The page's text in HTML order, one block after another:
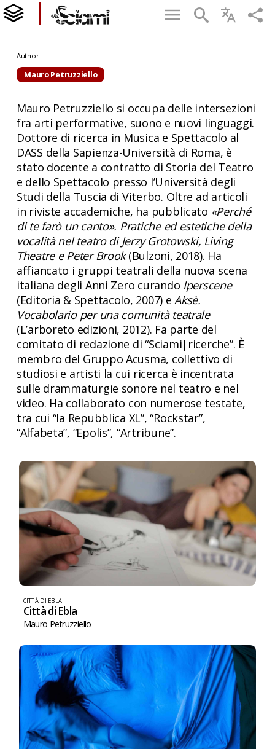
Author
Mauro Petruzziello
Mauro Petruzziello si occupa delle intersezioni
fra arti performative, suono e nuovi linguaggi.
Dottore di ricerca in Musica e Spettacolo al
DASS della Sapienza-Università di Roma, è
stato docente a contratto di Storia del Teatro
e dello Spettacolo presso l’Università degli
Studi della Tuscia di Viterbo. Oltre ad articoli
in riviste accademiche, ha pubblicato «Perché
di te farò un canto». Pratiche ed estetiche della
vocalità nel teatro di Jerzy Grotowski, Living
Theatre e Peter Brook(Bulzoni, 2018). Ha
affiancato i gruppi teatrali della nuova scena
italiana degli Anni Zero curando Iperscene
(Editoria & Spettacolo, 2007) eAksè.
Vocabolario per una comunità teatrale
(L’arboreto edizioni, 2012). Fa parte del
comitato di redazione di “Sciami|ricerche”. È
membro del Gruppo Acusma, collettivo di
studiosi e artisti la cui ricerca è incentrata
sulle drammaturgie sonore nel teatro e nel
video. Ha collaborato con numerose testate,
tra cui “la Repubblica XL”, “Rockstar”,
“Alfabeta”, “Epolis”, “Artribune”.
CITTÀ DI EBLA
Città di Ebla
Mauro Petruzziello